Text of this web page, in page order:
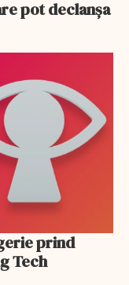
pot declanşa
prind
Tech